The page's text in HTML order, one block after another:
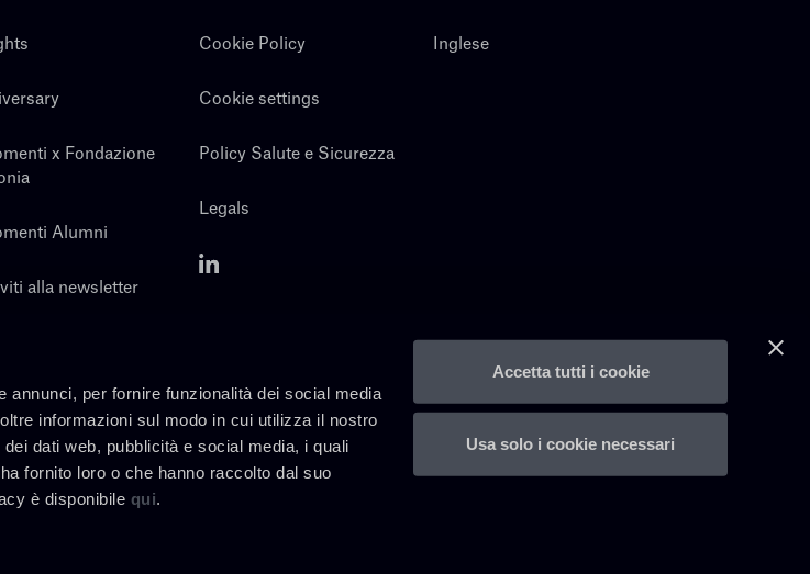
per fornire funzionalità dei social media
informazioni sul modo in cui utilizza il nostro
dati web, pubblicità e social media, i quali
fornito loro o che hanno raccolto dal suo
è disponibile qui.
Accetta tutti i cookie
Usa solo i cookie necessari
x Fondazione
Alumni
alla newsletter
Cookie Policy
Cookie settings
Policy Salute e Sicurezza
Legals
Inglese